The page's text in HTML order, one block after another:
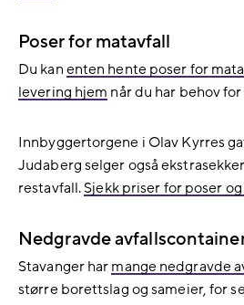
Poser for matavfall
Du kan enten hente poser for
levering hjem når du har behov
Innbyggertorgene i Olav Kyrres
Judaberg selger også e
restavfall. Sjekk priser for poser
Nedgravde
Stavanger har mange nedgravde
større borettslag og sameier, for